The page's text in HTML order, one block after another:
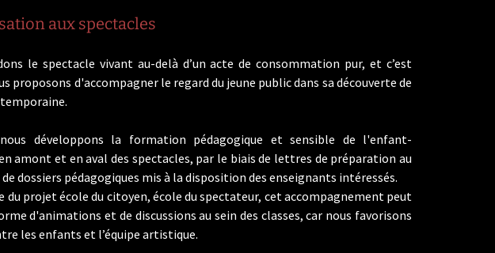
aux spectacles
le spectacle vivant au-delà d’un acte de consommation pur, et c’est
proposons d'accompagner le regard du jeune public dans sa découverte de
développons la formation pédagogique et sensible de l'enfant-
amont et en aval des spectacles, par le biais de lettres de préparation au
dossiers pédagogiques mis à la disposition des enseignants intéressés.
du projet école du citoyen, école du spectateur, cet accompagnement peut
d'animations et de discussions au sein des classes, car nous favorisons
les enfants et l’équipe artistique.